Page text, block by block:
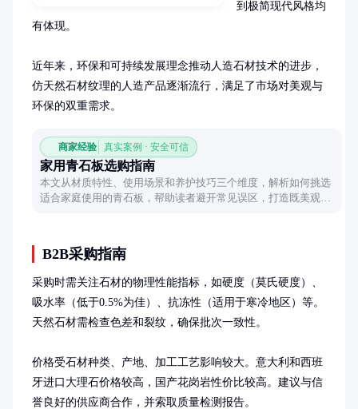
到极简现代风格均
有体现。
近年来，环保和可持续发展理念推动人造石材技术的进步，
仿天然石材纹理的人造产品逐渐流行，满足了市场对美观与
环保的双重需求。
商家经验 真实案例 · 安全可信
家用青石板选购指南
本文从材质特性、使用场景和养护技巧三个维度，解析如何挑选
适合家庭使用的青石板，帮助读者避开常见误区，打造既美观又
B2B采购指南
采购时需关注石材的物理性能指标，如硬度（莫氏硬度）、
吸水率（低于0.5%为佳）、抗冻性（适用于寒冷地区）等。
天然石材需检查色差和裂纹，确保批次一致性。
价格受石材种类、产地、加工工艺影响较大。意大利和西班
牙进口大理石价格较高，国产花岗岩性价比较高。建议与信
誉良好的供应商合作，并索取质量检测报告。